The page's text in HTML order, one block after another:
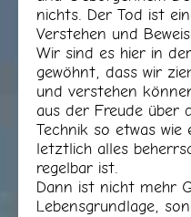
nichts. Der Tod ist
Verstehen und
Wir sind es hier in
gewöhnt, dass wir
und verstehen
aus der Freude über
Technik so etwas wie
letztlich alles
regelbar ist.
Dann ist nicht mehr
Lebensgrundlage,